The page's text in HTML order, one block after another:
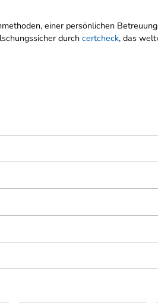
einer persönlichen
durch certcheck, das